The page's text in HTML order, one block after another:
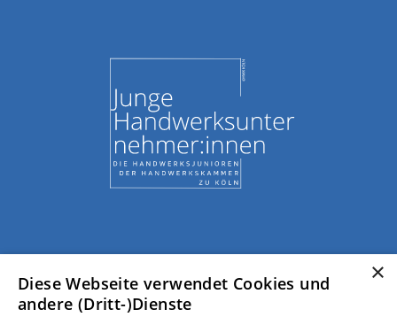
×
Diese Webseite verwendet Cookies und
andere (Dritt-)Dienste